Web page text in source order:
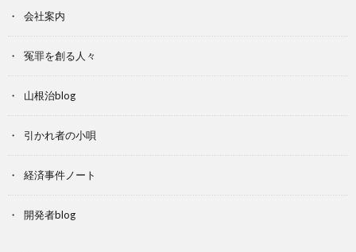
会社案内
冤罪を創る人々
山根治blog
引かれ者の小唄
経済事件ノート
開発者blog